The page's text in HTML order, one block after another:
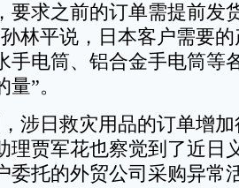
要求之前的订单需提前发
林平说，日本客户需要
手电筒、铝合金手电筒等
”。
日救灾用品的订单增加
理贾军花也察觉到了近日
委托的外贸公司采购异常